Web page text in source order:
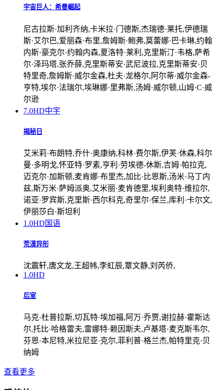
宇宙巨人：希曼崛起
尼古拉斯·加利齐纳,卡米拉·门德斯,杰瑞德·莱托,伊德瑞
斯·艾尔巴,爱丽森·布里,詹姆斯·鲍弗,莫蕾娜·巴卡琳,约翰
内斯·豪克尔·约翰内森,夏洛特·莱利,克里斯汀·韦格,萨希
尔·泽玛塔,张乔薛,克里斯蒂安·武尼波拉,克里斯蒂安·贝
特里奇,詹姆斯·威尔金森,杜夫·龙格尔,阿尔蒂·威尔金森-
亨特,埃尔·法瑞尔,埃琳娜·里弗斯,汤姆·威尔顿,山姆·C·威
尔逊
7.0HD中字
揭秘日
艾米莉·布朗特,乔什·奥康纳,科林·费尔斯,伊芙·休森,科尔
曼·多明戈,怀亚特·罗素,亨利·劳埃德-休斯,吉姆·帕拉克,
迈克尔·加斯顿,麦肯娜·布里杰,加比·比恩斯,汤米·马丁内
兹,斯万米·萨姆派奥,艾米丽·麦肯德里,埃利奥特·维拉尔,
诺亚·罗宾斯,克里斯·西尔科克,奇里尔·保兰,库利·卡尔文,
伊丽莎白·斯坦利
1.0HD国语
荒漠异形
沈震轩,唐文龙,王超帏,李虹辰,覃文静,刘芮侨,
1.0HD
后室
马克·杜普拉斯,切瓦特·埃加福,阿万·乔贾,谢拉赫·霍斯达
尔,托比·哈格雷夫,雷娜特·赖因斯夫,卢基塔·麦克斯韦尔,
芬恩·本尼特,米拉尼亚·克尔,菲利普·格兰杰,帕特里克·贝
纳姆
查看更多